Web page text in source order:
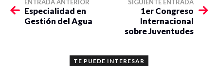
ENTRADA ANTERIOR
Especialidad en
Gestión del Agua
SIGUIENTE ENTRADA
1er Congreso
Internacional
sobre Juventudes
TE PUEDE INTERESAR